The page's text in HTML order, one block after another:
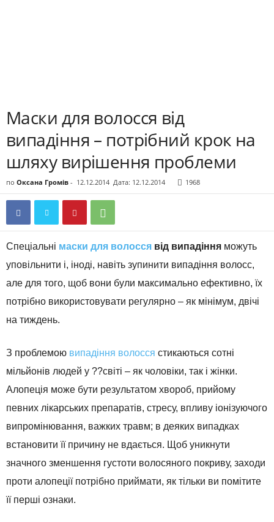
Маски для волосся від
випадіння – потрібний крок на
шляху вирішення проблеми
по Оксана Громів - 12.12.2014 Дата: 12.12.2014 1968
Спеціальні маски для волосся від випадіння можуть
уповільнити і, іноді, навіть зупинити випадіння волосс,
але для того, щоб вони були максимально ефективно, їх
потрібно використовувати регулярно – як мінімум, двічі
на тиждень.
З проблемою випадіння волосся стикаються сотні
мільйонів людей у ??світі – як чоловіки, так і жінки.
Алопеція може бути результатом хвороб, прийому
певних лікарських препаратів, стресу, впливу іонізуючого
випромінювання, важких травм; в деяких випадках
встановити її причину не вдається. Щоб уникнути
значного зменшення густоти волосяного покриву, заходи
проти алопеції потрібно приймати, як тільки ви помітите
її перші ознаки.